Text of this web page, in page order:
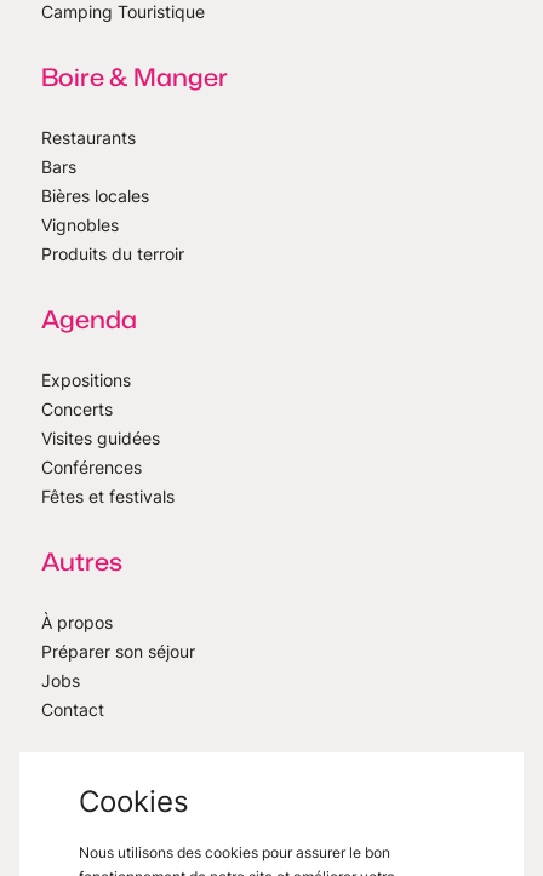
Camping Touristique
Boire & Manger
Restaurants
Bars
Bières locales
Vignobles
Produits du terroir
Agenda
Expositions
Concerts
Visites guidées
Conférences
Fêtes et festivals
Autres
À propos
Préparer son séjour
Jobs
Contact
Cookies
Nous utilisons des cookies pour assurer le bon